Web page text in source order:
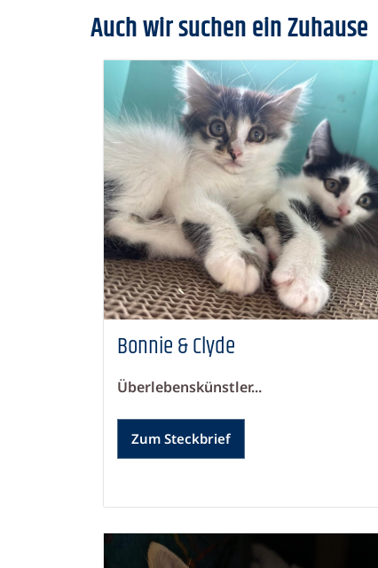
Auch wir suchen ein Zuhause
Bonnie & Clyde
Überlebenskünstler...
Zum Steckbrief